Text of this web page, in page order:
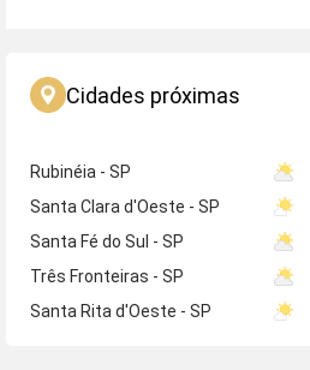
Cidades próximas
Rubinéia - SP
Santa Clara d'Oeste - SP
Santa Fé do Sul - SP
Três Fronteiras - SP
Santa Rita d'Oeste - SP